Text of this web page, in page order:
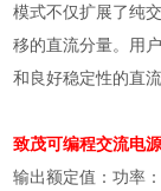
模式不仅扩展了纯
移的直流分量。用
和良好稳定性的直
致茂可编程交流电
输出额定值：功率